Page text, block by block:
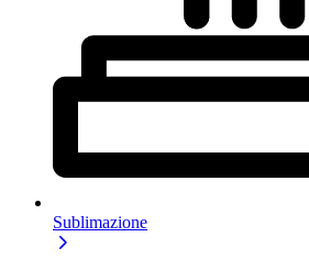
Sublimazione